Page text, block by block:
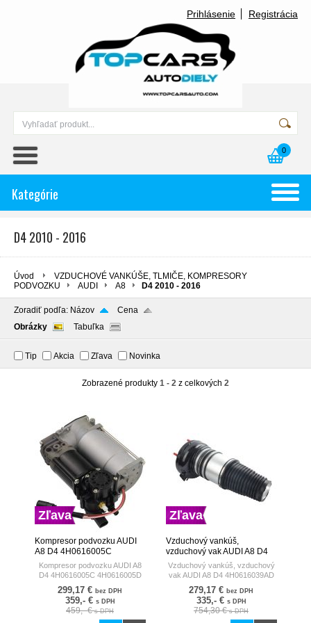
Prihlásenie Registrácia
0
Kategórie
D4 2010 - 2016
Úvod
VZDUCHOVÉ VANKÚŠE, TLMIČE, KOMPRESORY
PODVOZKU
AUDI A8 D4 2010 - 2016
Zoradiť podľa: Názov
Cena
Obrázky
Tabuľka
Tip Akcia Zľava Novinka
Zobrazené produkty 1 - 2 z celkových 2
Zľava
Kompresor podvozku AUDI
A8 D4 4H0616005C
4H0616005D 4H0616006
Kompresor podvozku AUDI A8
D4 4H0616005C 4H0616005D
4H0616006
299,17 € bez DPH
359,- € s DPH
459,- €s DPH
Zľava
Vzduchový vankúš,
vzduchový vak AUDI A8 D4
4H0616039AD
4H0616039AP
4G0616039AL
4G0616039AF
4G0616039AB 4G0616039T
Vzduchový vankúš, vzduchový
vak AUDI A8 D4 4H0616039AD
4H0616039AP 4G0616039AD
95B616039 4G0616039AL
4G0616039AF 4G0616039AB
4G0616039T PREDNÝ
279,17 € bez DPH
335,- € s DPH
754,30 €s DPH